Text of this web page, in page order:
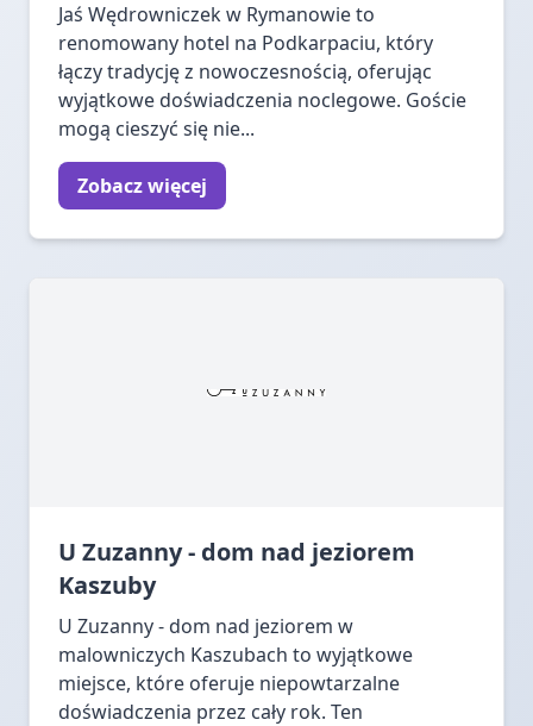
Jaś Wędrowniczek w Rymanowie to
renomowany hotel na Podkarpaciu, który
łączy tradycję z nowoczesnością, oferując
wyjątkowe doświadczenia noclegowe. Goście
mogą cieszyć się nie...
Zobacz więcej
U Zuzanny - dom nad jeziorem
Kaszuby
U Zuzanny - dom nad jeziorem w
malowniczych Kaszubach to wyjątkowe
miejsce, które oferuje niepowtarzalne
doświadczenia przez cały rok. Ten